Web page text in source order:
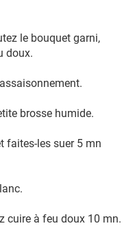
le bouquet garni,
doux.
brosse humide.
faites-les suer 5 mn
cuire à feu doux 10 mn.